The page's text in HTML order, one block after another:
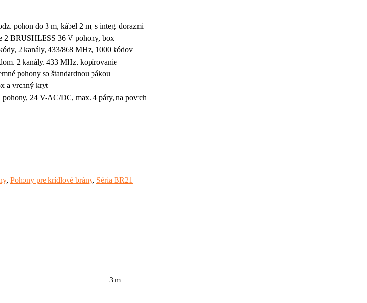
pohon do 3 m, kábel 2 m, s integ. dorazmi
2 BRUSHLESS 36 V pohony, box
2 kanály, 433/868 MHz, 1000 kódov
2 kanály, 433 MHz, kopírovanie
pohony so štandardnou pákou
a vrchný kryt
24 V-AC/DC, max. 4 páry, na povrch
, Pohony pre krídlové brány, Séria BR21
3 m